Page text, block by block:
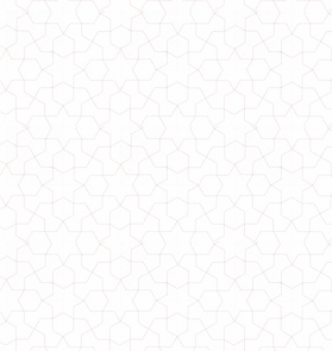
худи с капюшоном